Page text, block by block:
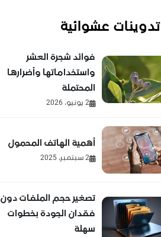
تدوينات عشوائية
فوائد شجرة العشر
واستخداماتها وأضرارها
المحتملة
2 يونيو، 2026
أهمية الهاتف المحمول
2 سبتمبر، 2025
تصغير حجم الملفات دون
فقدان الجودة بخطوات
سهلة